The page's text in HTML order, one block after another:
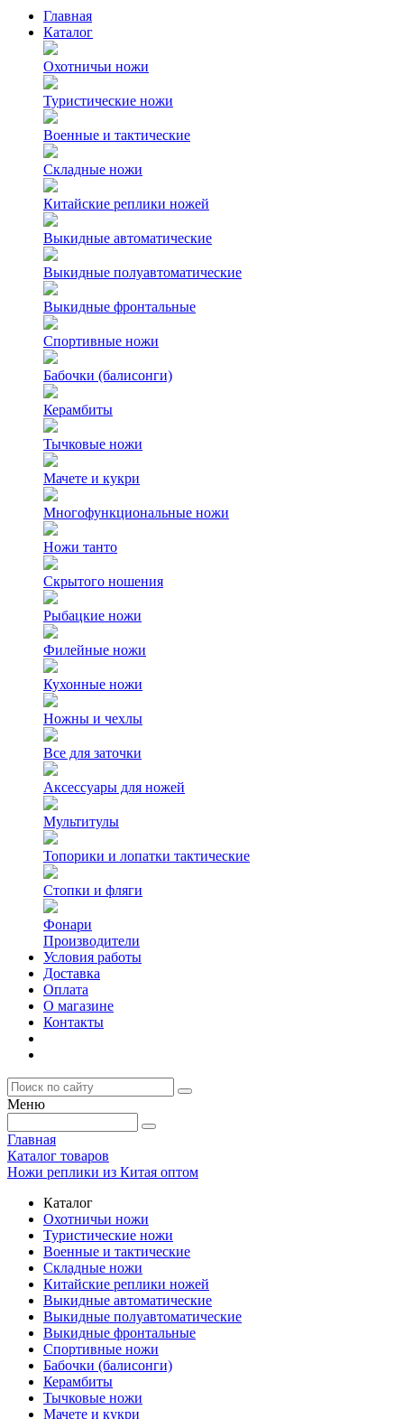
Главная
Каталог
Охотничьи ножи
Туристические ножи
Военные и тактические
Складные ножи
Китайские реплики ножей
Выкидные автоматические
Выкидные полуавтоматические
Выкидные фронтальные
Спортивные ножи
Бабочки (балисонги)
Керамбиты
Тычковые ножи
Мачете и кукри
Многофункциональные ножи
Ножи танто
Скрытого ношения
Рыбацкие ножи
Филейные ножи
Кухонные ножи
Ножны и чехлы
Все для заточки
Аксессуары для ножей
Мультитулы
Топорики и лопатки тактические
Стопки и фляги
Фонари
Производители
Условия работы
Доставка
Оплата
О магазине
Контакты
Меню
Главная
Каталог товаров
Ножи реплики из Китая оптом
Каталог
Охотничьи ножи
Туристические ножи
Военные и тактические
Складные ножи
Китайские реплики ножей
Выкидные автоматические
Выкидные полуавтоматические
Выкидные фронтальные
Спортивные ножи
Бабочки (балисонги)
Керамбиты
Тычковые ножи
Мачете и кукри